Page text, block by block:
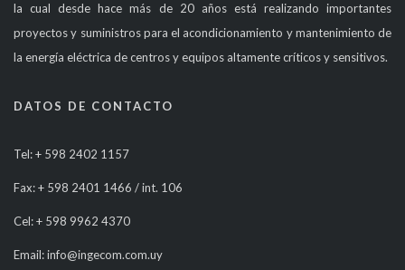
la cual desde hace más de 20 años está realizando importantes
proyectos y suministros para el acondicionamiento y mantenimiento de
la energía eléctrica de centros y equipos altamente críticos y sensitivos.
DATOS DE CONTACTO
Tel: + 598 2402 1157
Fax: + 598 2401 1466 / int. 106
Cel: + 598 9962 4370
Email: info@ingecom.com.uy